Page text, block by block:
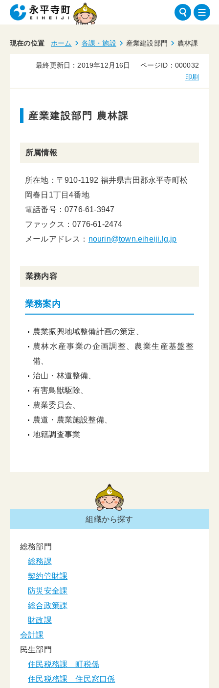
現在の位置 ホーム 各課・施設 産業建設部門 農林課
最終更新日：2019年12月16日
ページID：000032
印刷
産業建設部門 農林課
所属情報
所在地：〒910-1192 福井県吉田郡永平寺町松
岡春日1丁目4番地
電話番号：0776-61-3947
ファックス：0776-61-2474
メールアドレス： nourin@town.eiheiji.lg.jp
業務内容
業務案内
農業振興地域整備計画の策定、
農林水産事業の企画調整、農業生産基盤整
備、
治山・林道整備、
有害鳥獣駆除、
農業委員会、
農道・農業施設整備、
地籍調査事業
組織から探す
総務部門
総務課
契約管財課
防災安全課
総合政策課
財政課
会計課
民生部門
住民税務課 町税係
住民税務課 住民窓口係